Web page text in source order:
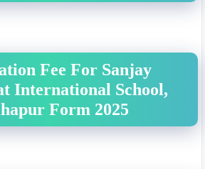
Fee For Sanjay
International School,
Form 2025